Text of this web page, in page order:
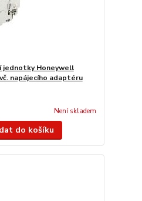
jednotky Honeywell
napájecího adaptéru
Není skladem
do košíku